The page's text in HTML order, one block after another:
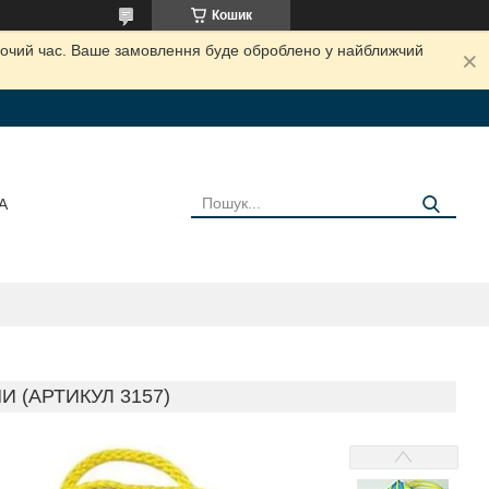
Кошик
час. Ваше замовлення буде оброблено у найближчий
(АРТИКУЛ 3157)